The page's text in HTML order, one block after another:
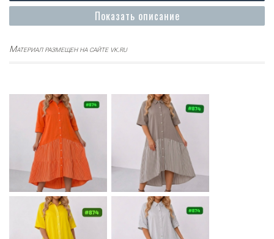
Показать описание
Материал размещен на сайте vk.ru